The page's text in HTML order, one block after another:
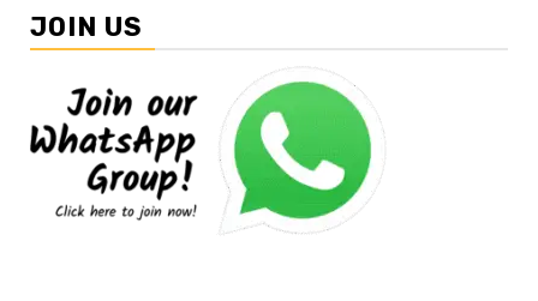
JOIN US